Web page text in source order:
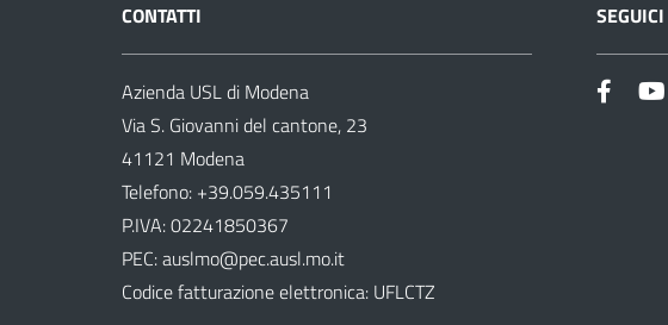
CONTATTI
Azienda USL di Modena
Via S. Giovanni del cantone, 23
41121 Modena
Telefono: +39.059.435111
P.IVA: 02241850367
PEC:auslmo@pec.ausl.mo.it
Codice fatturazione elettronica: UFLCTZ